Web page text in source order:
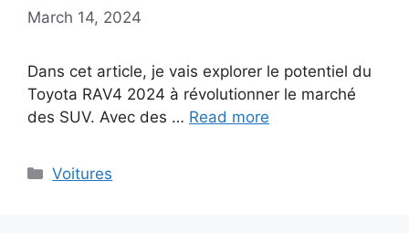
March 14, 2024
Dans cet article, je vais explorer le potentiel du
Toyota RAV4 2024 à révolutionner le marché
des SUV. Avec des … Read more
Categories
Voitures